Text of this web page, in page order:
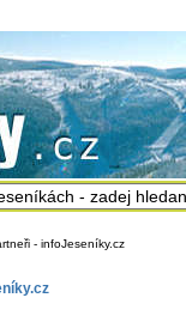
- infoJeseníky.cz